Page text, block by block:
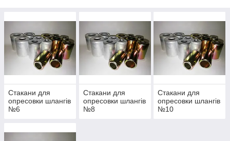
Стакани для шлангів:8, 10, 13, 16 мм
Сумісні з пресами: YF-25C, TR100, ZIMBER,
Mastercool та іншими
Матеріали:
алюміній
Підходять для опресовки фітингів з буртом, з
накидною гайкою або без
✅ Переваги:
Стакани для
опресовки шлангів
№6
Стакани для
опресовки шлангів
№8
Стакани для
опресовки шлангів
№10